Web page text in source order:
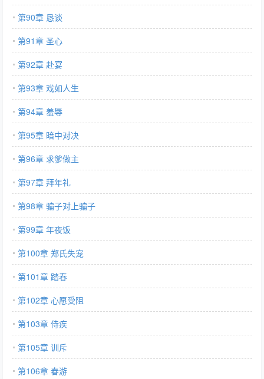
第90章 恳谈
第91章 圣心
第92章 赴宴
第93章 戏如人生
第94章 羞辱
第95章 暗中对决
第96章 求爹做主
第97章 拜年礼
第98章 骗子对上骗子
第99章 年夜饭
第100章 郑氏失宠
第101章 踏春
第102章 心愿受阻
第103章 侍疾
第105章 训斥
第106章 春游